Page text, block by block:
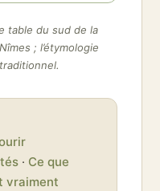
table du sud de la
; l’étymologie
· Ce que
vraiment